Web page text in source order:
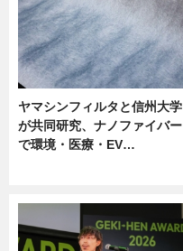
ヤマシンフィルタと信州大学
が共同研究、ナノファイバー
で環境・医療・EV…